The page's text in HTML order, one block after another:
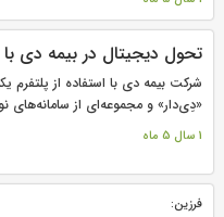
تحول دیجیتال در بیمه دی با
شرکت بیمه دی با استفاده از پلتفرم
«دِی‌دار» و مجموعه‌ای از سامانه‌های
1 سال 5 ماه
فرزین: